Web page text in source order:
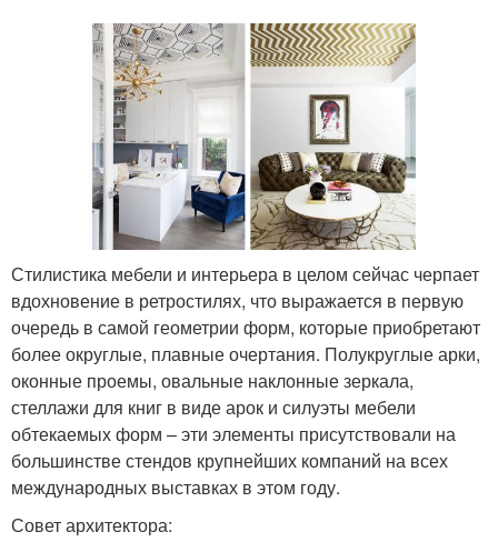
Стилистика мебели и интерьера в целом сейчас черпает
вдохновение в ретростилях, что выражается в первую
очередь в самой геометрии форм, которые приобретают
более округлые, плавные очертания. Полукруглые арки,
оконные проемы, овальные наклонные зеркала,
стеллажи для книг в виде арок и силуэты мебели
обтекаемых форм – эти элементы присутствовали на
большинстве стендов крупнейших компаний на всех
международных выставках в этом году.
Совет архитектора: